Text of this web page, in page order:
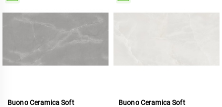
Buono Ceramica Soft
Buono Ceramica Soft